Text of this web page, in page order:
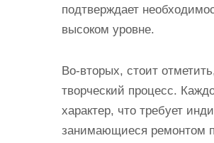
подтверждает
высоком уровне.
Во-вторых, стоит
творческий процесс.
характер, что требует
занимающиеся ремонтом